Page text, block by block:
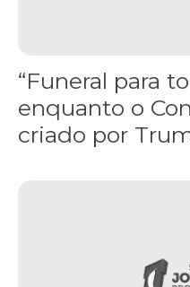
“Funeral para
enquanto o
criado por